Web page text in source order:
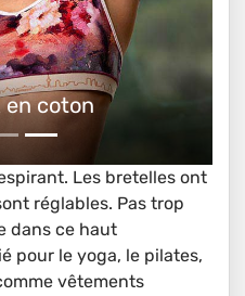
en coton
Les bretelles ont
réglables. Pas trop
dans ce haut
pour le yoga, le pilates,
vêtements